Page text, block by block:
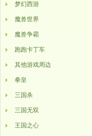
梦幻西游
魔兽世界
魔兽争霸
跑跑卡丁车
其他游戏周边
拳皇
三国杀
三国无双
王国之心